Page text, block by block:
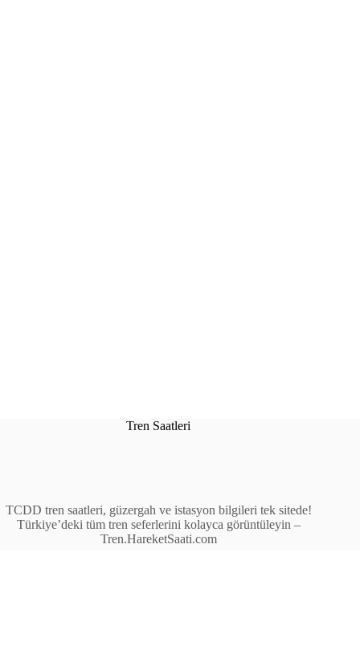
Tren Saatleri
TCDD tren saatleri, güzergah ve istasyon bilgileri tek sitede!
Türkiye’deki tüm tren seferlerini kolayca görüntüleyin –
Tren.HareketSaati.com